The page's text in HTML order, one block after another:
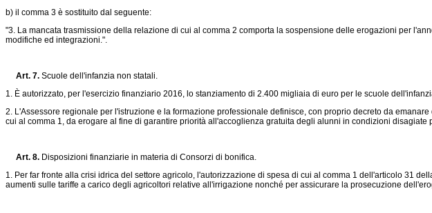
b) il comma 3 è sostituito dal seguente:
"3. La mancata trasmissione della relazione di cui al comma 2 comporta la sospensione delle erogazioni per
modifiche ed integrazioni.".
Art. 7. Scuole dell'infanzia non statali.
1. È autorizzato, per l'esercizio finanziario 2016, lo stanziamento di 2.400 migliaia di euro per le scuole
2. L'Assessore regionale per l'istruzione e la formazione professionale definisce, con proprio decreto da
cui al comma 1, da erogare al fine di garantire priorità all'accoglienza gratuita degli alunni in condizioni disagiate
Art. 8. Disposizioni finanziarie in materia di Consorzi di bonifica.
1. Per far fronte alla crisi idrica del settore agricolo, l'autorizzazione di spesa di cui al comma 1 dell'articolo 31
aumenti sulle tariffe a carico degli agricoltori relative all'irrigazione nonché per assicurare la prosecuzione